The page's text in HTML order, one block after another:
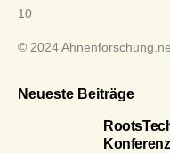
10
© 2024
Neueste Beiträge